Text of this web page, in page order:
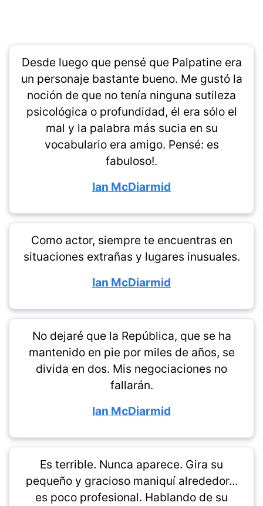
Desde luego que pensé que Palpatine era
un personaje bastante bueno. Me gustó la
noción de que no tenía ninguna sutileza
psicológica o profundidad, él era sólo el
mal y la palabra más sucia en su
vocabulario era amigo. Pensé: es
fabuloso!.
Ian McDiarmid
Como actor, siempre te encuentras en
situaciones extrañas y lugares inusuales.
Ian McDiarmid
No dejaré que la República, que se ha
mantenido en pie por miles de años, se
divida en dos. Mis negociaciones no
fallarán.
Ian McDiarmid
Es terrible. Nunca aparece. Gira su
pequeño y gracioso maniquí alrededor...
es poco profesional. Hablando de su